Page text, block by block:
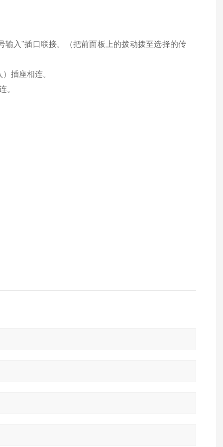
输入"插口联接。（把前面板上的拨动拨至选择的传
插座相连。
。